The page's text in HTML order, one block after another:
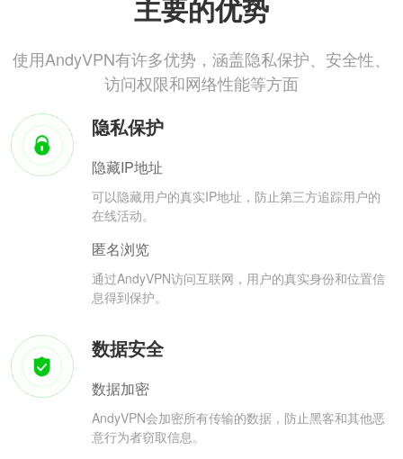
主要的优势
使用AndyVPN有许多优势，涵盖隐私保护、安全性、
访问权限和网络性能等方面
隐私保护
隐藏IP地址
可以隐藏用户的真实IP地址，防止第三方追踪用户的
在线活动。
匿名浏览
通过AndyVPN访问互联网，用户的真实身份和位置信
息得到保护。
数据安全
数据加密
AndyVPN会加密所有传输的数据，防止黑客和其他恶
意行为者窃取信息。